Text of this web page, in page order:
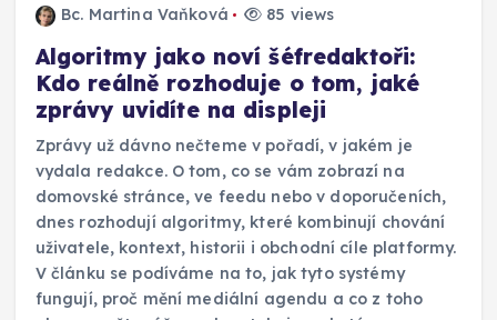
Bc. Martina Vaňková 85 views
Algoritmy jako noví šéfredaktoři:
Kdo reálně rozhoduje o tom, jaké
zprávy uvidíte na displeji
Zprávy už dávno nečteme v pořadí, v jakém je
vydala redakce. O tom, co se vám zobrazí na
domovské stránce, ve feedu nebo v doporučeních,
dnes rozhodují algoritmy, které kombinují chování
uživatele, kontext, historii i obchodní cíle platformy.
V článku se podíváme na to, jak tyto systémy
fungují, proč mění mediální agendu a co z toho